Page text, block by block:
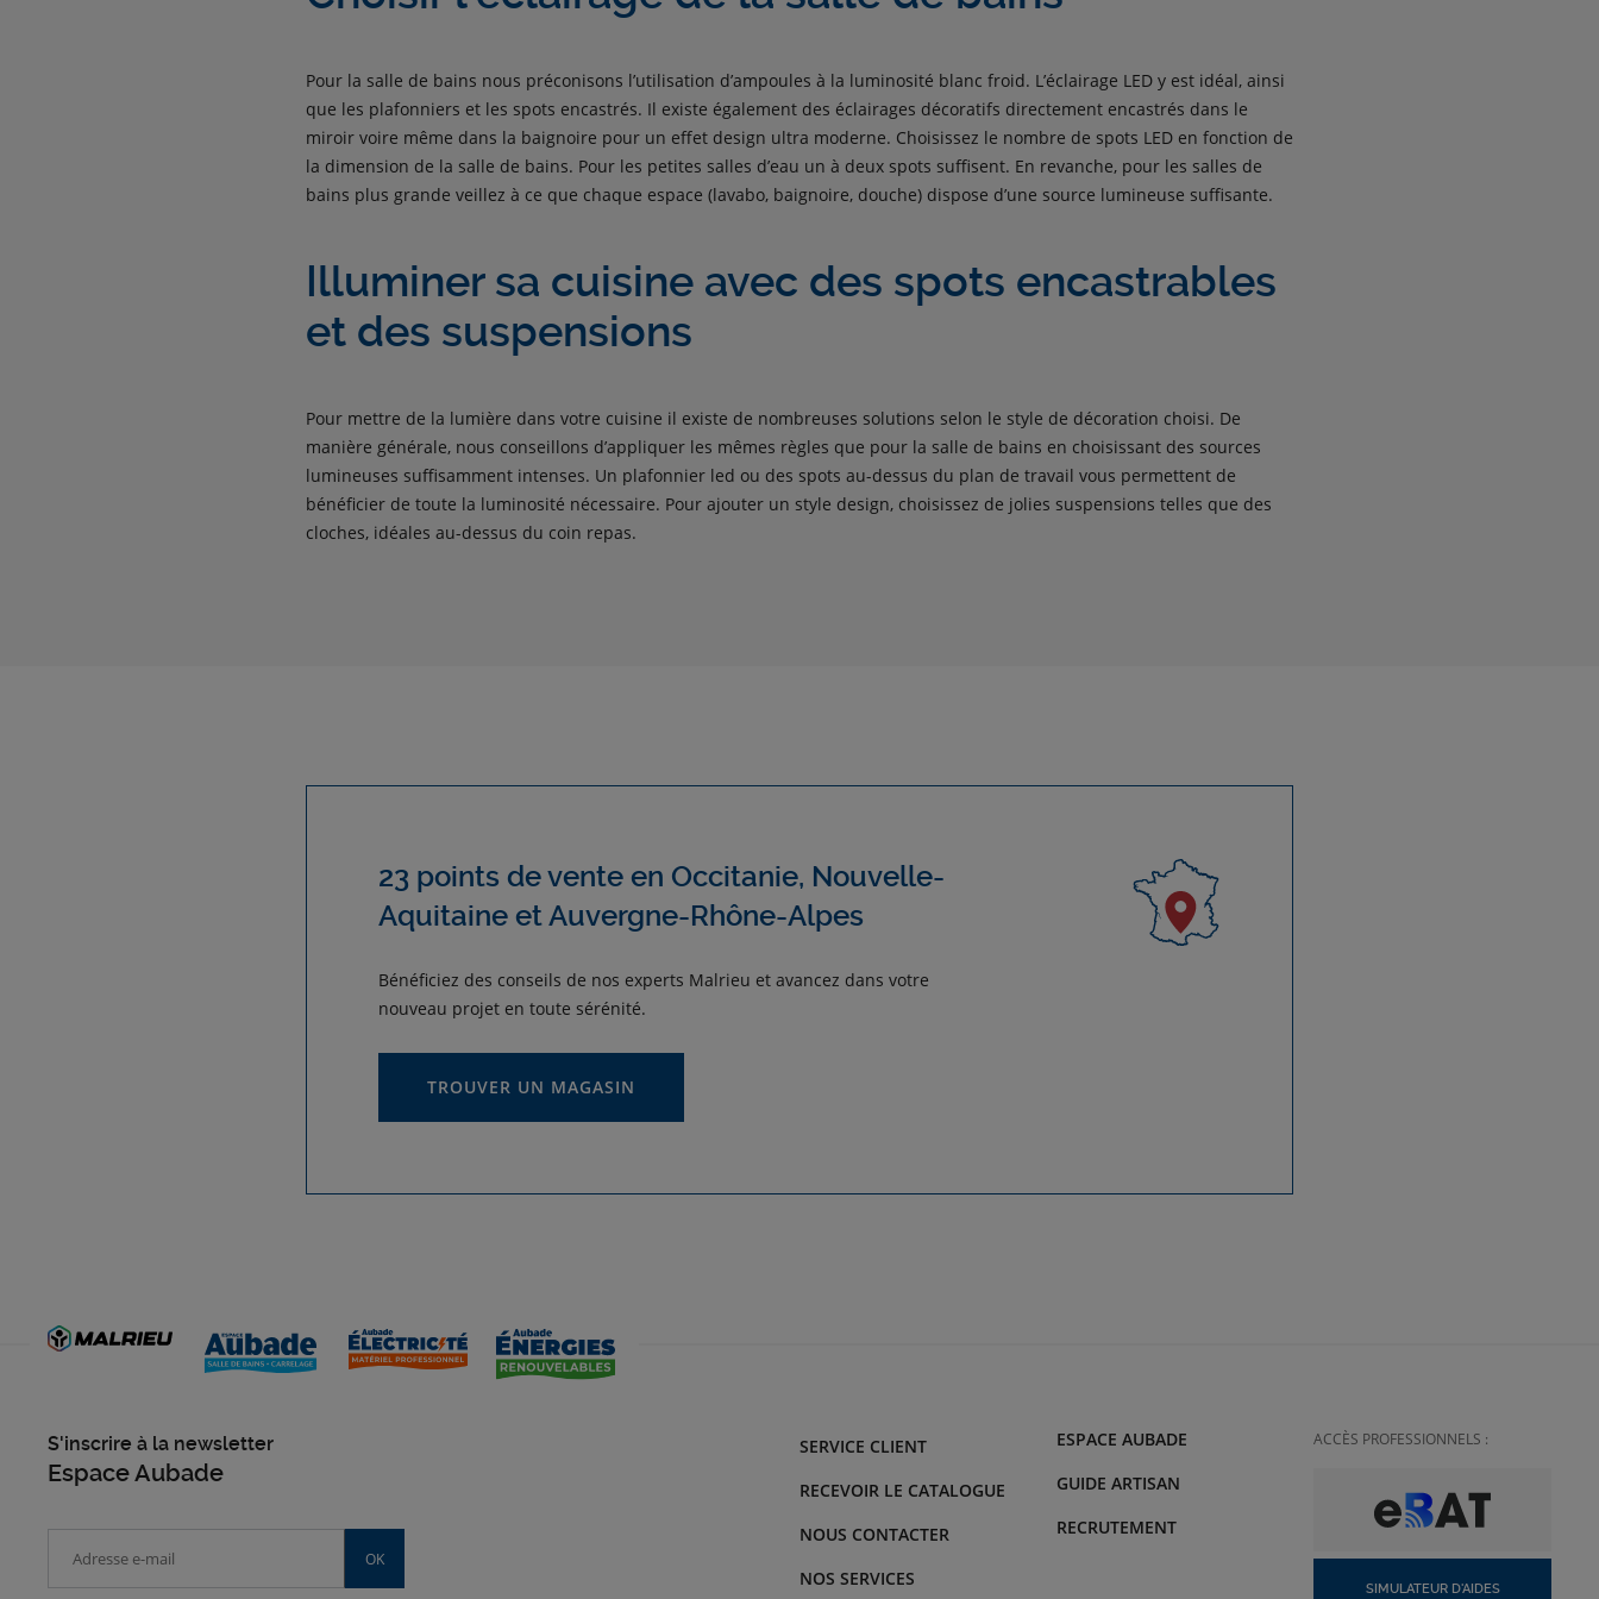
Pour la salle de bains nous préconisons l’utilisation d’ampoules à la luminosité blanc froid. L’éclairage LED y est idéal, ainsi
que les plafonniers et les spots encastrés. Il existe également des éclairages décoratifs directement encastrés dans le
miroir voire même dans la baignoire pour un effet design ultra moderne. Choisissez le nombre de spots LED en fonction de
la dimension de la salle de bains. Pour les petites salles d’eau un à deux spots suffisent. En revanche, pour les salles de
bains plus grande veillez à ce que chaque espace (lavabo, baignoire, douche) dispose d’une source lumineuse suffisante.
Illuminer sa cuisine avec des spots encastrables
et des suspensions
Pour mettre de la lumière dans votre cuisine il existe de nombreuses solutions selon le style de décoration choisi. De
manière générale, nous conseillons d’appliquer les mêmes règles que pour la salle de bains en choisissant des sources
lumineuses suffisamment intenses. Un plafonnier led ou des spots au-dessus du plan de travail vous permettent de
bénéficier de toute la luminosité nécessaire. Pour ajouter un style design, choisissez de jolies suspensions telles que des
cloches, idéales au-dessus du coin repas.
23 points de vente en Occitanie, Nouvelle-
Aquitaine et Auvergne-Rhône-Alpes
Bénéficiez des conseils de nos experts Malrieu et avancez dans votre
nouveau projet en toute sérénité.
TROUVER UN MAGASIN
S'inscrire à la newsletter
Espace Aubade
OK
SERVICE CLIENT
RECEVOIR LE CATALOGUE
NOUS CONTACTER
NOS SERVICES
ESPACE AUBADE
GUIDE ARTISAN
RECRUTEMENT
ACCÈS PROFESSIONNELS :
SIMULATEUR D'AIDES